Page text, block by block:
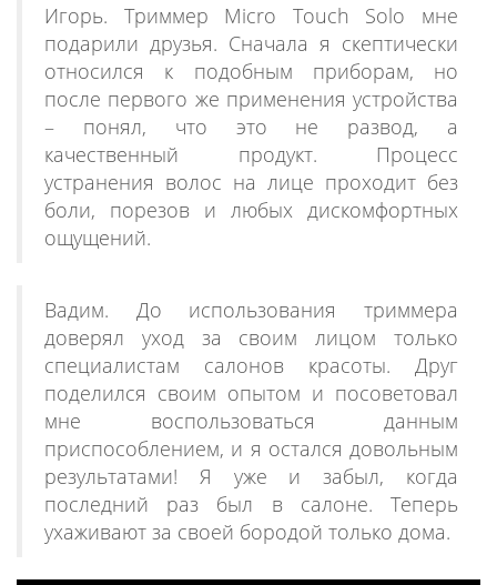
Игорь. Триммер Micro Touch Solo мне
подарили друзья. Сначала я скептически
относился к подобным приборам, но
после первого же применения устройства
– понял, что это не развод, а
качественный продукт. Процесс
устранения волос на лице проходит без
боли, порезов и любых дискомфортных
ощущений.
Вадим. До использования триммера
доверял уход за своим лицом только
специалистам салонов красоты. Друг
поделился своим опытом и посоветовал
мне воспользоваться данным
приспособлением, и я остался довольным
результатами! Я уже и забыл, когда
последний раз был в салоне. Теперь
ухаживают за своей бородой только дома.